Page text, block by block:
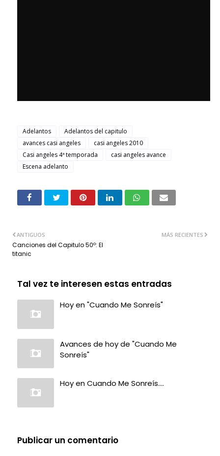
Adelantos
Adelantos del capitulo
avances casi angeles
casi angeles 2010
Casi angeles 4ª temporada
casi angeles avance
Escena adelanto
MÁS RECIENTES
ANTIGUOS
Canciones del Capitulo 50º: El
titanic
Tal vez te interesen estas entradas
Hoy en "Cuando Me Sonreís"
Avances de hoy de "Cuando Me
Sonreís"
Hoy en Cuando Me Sonreís....
Publicar un comentario